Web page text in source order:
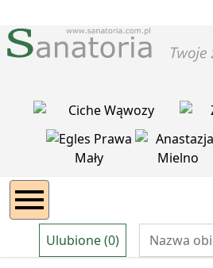
Ulubione (0)